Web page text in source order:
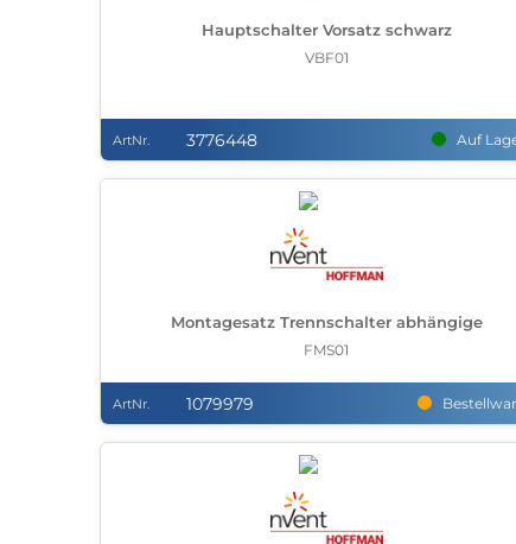
Hauptschalter Vorsatz schwarz
VBF01
ArtNr. 3776448 Auf
Montagesatz Trennschalter abhängige
FMS01
ArtNr. 1079979